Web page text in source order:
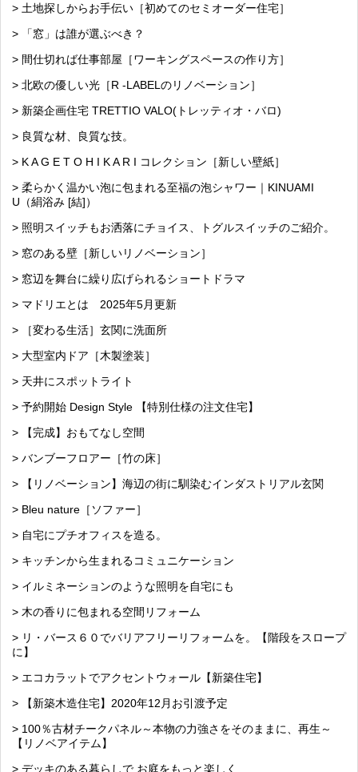
> 土地探しからお手伝い［初めてのセミオーダー住宅］
> 「窓」は誰が選ぶべき？
> 間仕切れば仕事部屋［ワーキングスペースの作り方］
> 北欧の優しい光［R -LABELのリノベーション］
> 新築企画住宅 TRETTIO VALO(トレッティオ・バロ)
> 良質な材、良質な技。
> K A G E T O H I K A R I コレクション［新しい壁紙］
> 柔らかく温かい泡に包まれる至福の泡シャワー｜KINUAMI
U（絹浴み [結]）
> 照明スイッチもお洒落にチョイス、トグルスイッチのご紹介。
> 窓のある壁［新しいリノベーション］
> 窓辺を舞台に繰り広げられるショートドラマ
> マドリエとは 2025年5月更新
> ［変わる生活］玄関に洗面所
> 大型室内ドア［木製塗装］
> 天井にスポットライト
> 予約開始 Design Style 【特別仕様の注文住宅】
> 【完成】おもてなし空間
> バンブーフロアー［竹の床］
> 【リノベーション】海辺の街に馴染むインダストリアル玄関
> Bleu nature［ソファー］
> 自宅にプチオフィスを造る。
> キッチンから生まれるコミュニケーション
> イルミネーションのような照明を自宅にも
> 木の香りに包まれる空間リフォーム
> リ・バース６０でバリアフリーリフォームを。【階段をスロープ
に】
> エコカラットでアクセントウォール【新築住宅】
> 【新築木造住宅】2020年12月お引渡予定
> 100％古材チークパネル～本物の力強さをそのままに、再生～
【リノベアイテム】
> デッキのある暮らしで お庭をもっと楽しく